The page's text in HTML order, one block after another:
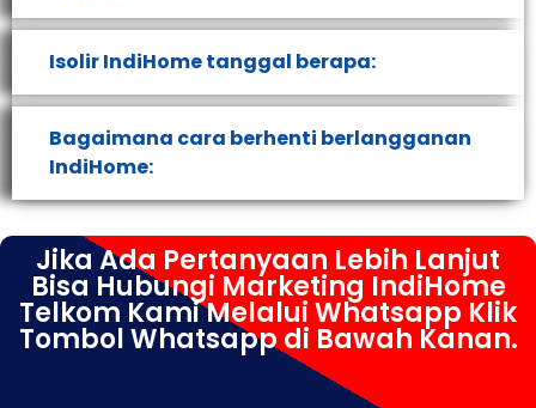
Isolir IndiHome tanggal berapa:
Bagaimana cara berhenti berlangganan
IndiHome:
Jika Ada Pertanyaan Lebih Lanjut
Bisa Hubungi Marketing IndiHome
Telkom Kami Melalui Whatsapp Klik
Tombol Whatsapp di Bawah Kanan.